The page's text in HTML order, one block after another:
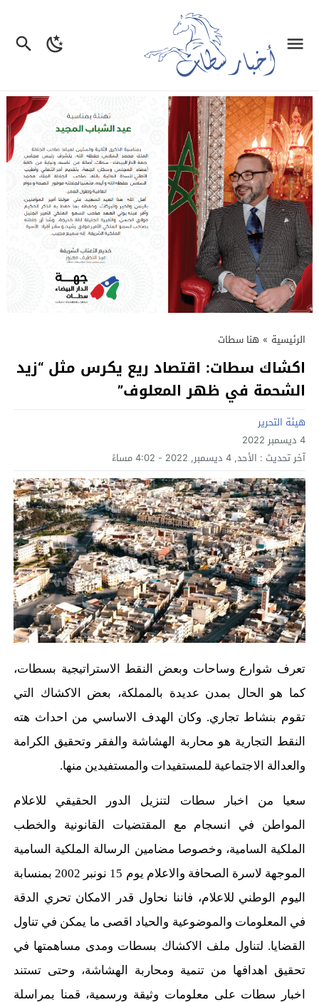
الرئيسية » هنا سطات
اكشاك سطات: اقتصاد ريع يكرس مثل “زيد
الشحمة في ظهر المعلوف”
هيئة التحرير
4 ديسمبر 2022
آخر تحديث : الأحد, 4 ديسمبر, 2022 - 4:02 مساءً
تعرف شوارع وساحات وبعض النقط الاستراتيجية بسطات،
كما هو الحال بمدن عديدة بالمملكة، بعض الاكشاك التي
تقوم بنشاط تجاري. وكان الهدف الاساسي من احداث هته
النقط التجارية هو محاربة الهشاشة والفقر وتحقيق الكرامة
والعدالة الاجتماعية للمستفيدات والمستفيدين منها.
سعيا من اخبار سطات لتنزيل الدور الحقيقي للاعلام
المواطن في انسجام مع المقتضيات القانونية والخطب
الملكية السامية، وخصوصا مضامين الرسالة الملكية السامية
الموجهة لاسرة الصحافة والاعلام يوم 15 نونبر 2002 بمنسابة
اليوم الوطني للاعلام، فاننا نحاول قدر الامكان تحري الدقة
في المعلومات والموضوعية والحياد اقصى ما يمكن في تناول
القضايا. لتناول ملف الاكشاك بسطات ومدى مساهمتها في
تحقيق اهدافها من تنمية ومحاربة الهشاشة، وحتى تستند
اخبار سطات على معلومات وثيقة ورسمية، قمنا بمراسلة